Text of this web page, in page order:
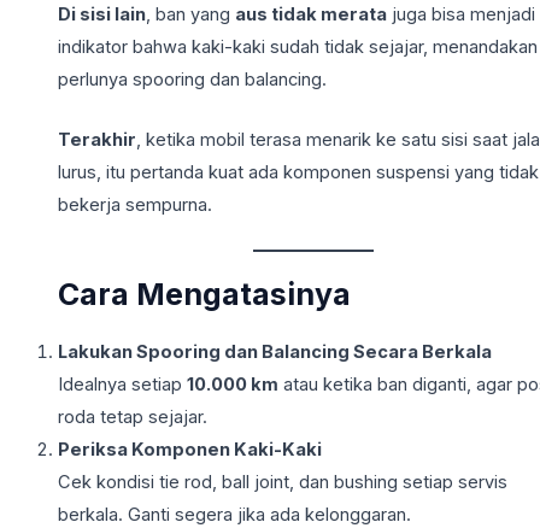
Di sisi lain, ban yang aus tidak meratajuga bisa menjadi
indikator bahwa kaki-kaki sudah tidak sejajar, menandakan
perlunya spooring dan balancing.
Terakhir, ketika mobil terasa menarik ke satu sisi saat
lurus, itu pertanda kuat ada komponen suspensi yang tidak
bekerja sempurna.
Cara Mengatasinya
Lakukan Spooring dan Balancing Secara Berkala
Idealnya setiap 10.000 km atau ketika ban diganti, agar
roda tetap sejajar.
Periksa Komponen Kaki-Kaki
Cek kondisi tie rod, ball joint, dan bushing setiap servis
berkala. Ganti segera jika ada kelonggaran.